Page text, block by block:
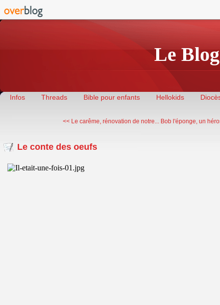
Le
Infos Threads Bible pour enfants Hellokids
<< Le carême, rénovation de notre... Bob l'éponge, un
Le conte des oeufs